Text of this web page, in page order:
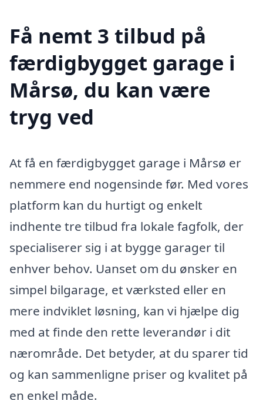
Få nemt 3 tilbud på
færdigbygget garage i
Mårsø, du kan være
tryg ved
At få en færdigbygget garage i Mårsø er
nemmere end nogensinde før. Med vores
platform kan du hurtigt og enkelt
indhente tre tilbud fra lokale fagfolk, der
specialiserer sig i at bygge garager til
enhver behov. Uanset om du ønsker en
simpel bilgarage, et værksted eller en
mere indviklet løsning, kan vi hjælpe dig
med at finde den rette leverandør i dit
nærområde. Det betyder, at du sparer tid
og kan sammenligne priser og kvalitet på
en enkel måde.